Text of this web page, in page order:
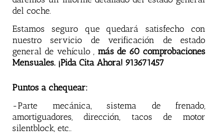
del coche.
Estamos seguro que quedará satisfecho con
nuestro servicio de verificación de estado
general de vehículo , más de 60 comprobaciones
Mensuales. ¡Pida Cita Ahora! 913671457
Puntos a chequear:
-Parte mecánica, sistema de frenado,
amortiguadores, dirección, tacos de motor
silentblock, etc..